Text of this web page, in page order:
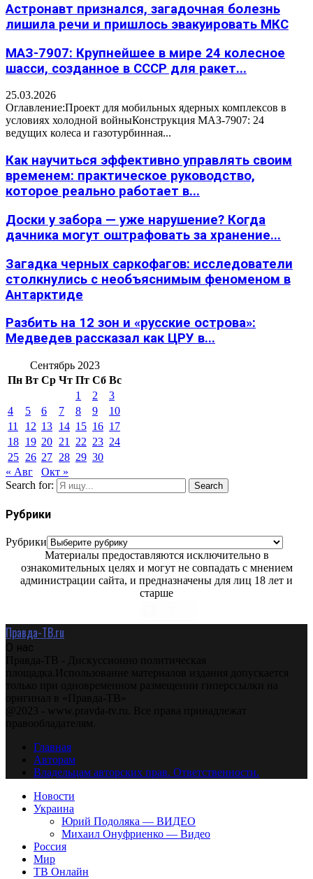
Астронавт признался, загадочная болезнь
лишила речи и пришлось эвакуировать МКС
МАЗ-7907: Крупнейшее в мире 24 колесное
шасси, созданное в СССР для ракет...
25.03.2026
Оглавление:Проект для мобильных ядерных комплексов в
условиях холодной войныКонструкция МАЗ-7907: 24
ведущих колеса и газотурбинная...
Как научиться эффективно управлять своим
временем: практическое руководство,
которое реально работает в...
Доски у забора — уже нарушение? Когда
дачника могут оштрафовать за хранение...
Загадка черных саркофагов: исследователи
столкнулись с необъяснимым феноменом в
Антарктиде
Разбить на 12 зон и «русские острова»:
Медведев рассказал как ЦРУ в...
Сентябрь 2023
Пн Вт Ср Чт Пт Сб Вс
1
2
3
4
5 6 7 8 9
10
11
12 13 14 15 16 17
18 19 20 21 22 23 24
25 26 27 28 29 30
« Авг
Окт »
Search for:
Search
Рубрики
Рубрики
Материалы предоставляются исключительно в
ознакомительных целях и могут не совпадать с мнением
администрации сайта, и предназначены для лиц 18 лет и
старше
Правда-ТВ.ru
О нас
Правда-ТВ - Дискуссионно политическая
площадка.Использование материалов издания допускается
только при одновременном размещении гиперссылки на
оригинал в «Правда-ТВ»
@2023 - www.pravda-tv.ru. Все права принадлежат
правообладателям.
Главная
Авторам
Владельцам авторских прав. Ответственности.
Новости
Украина
Юрий Подоляка — ВИДЕО
Михаил Онуфриенко — Видео
Россия
Мир
ТВ Онлайн